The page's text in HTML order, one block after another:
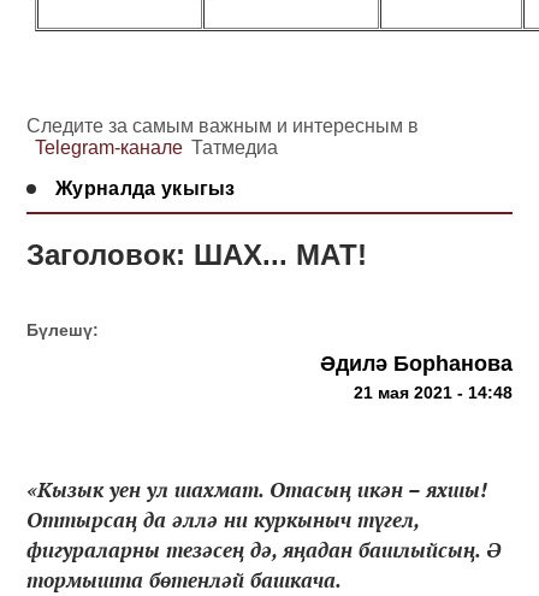
Следите за самым важным и интересным в
Telegram-канале Татмедиа
Журналда укыгыз
Заголовок: ШАХ... МАТ!
Бүлешү:
Әдилә Борһанова
21 мая 2021 - 14:48
«Кызык уен ул шахмат. Отасың икән – яхшы!
Оттырсаң да әллә ни куркыныч түгел,
фигураларны тезәсең дә, яңадан башлыйсың. Ә
тормышта бөтенләй башкача.